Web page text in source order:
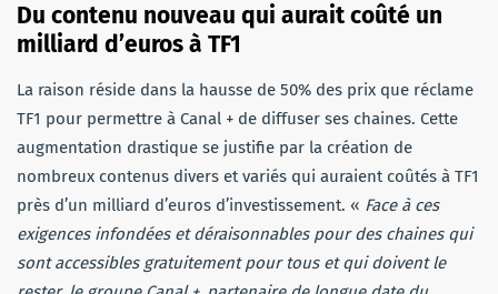
Du contenu nouveau qui aurait coûté un
milliard d’euros à TF1
La raison réside dans la hausse de 50% des prix que réclame
TF1 pour permettre à Canal + de diffuser ses chaines. Cette
augmentation drastique se justifie par la création de
nombreux contenus divers et variés qui auraient coûtés à TF1
près d’un milliard d’euros d’investissement. « Face à ces
exigences infondées et déraisonnables pour des chaines qui
sont accessibles gratuitement pour tous et qui doivent le